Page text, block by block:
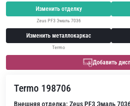
Изменить отделку
Zeus PF3 Эмаль 7036
Изменить металлокаркас
Termo
Добавить
Termo 198706
Внешняя отделка: Zeus PF3 Эмаль